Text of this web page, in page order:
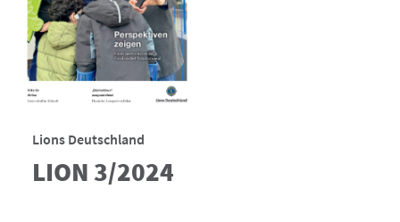
Lions Deutschland
LION 3/2024